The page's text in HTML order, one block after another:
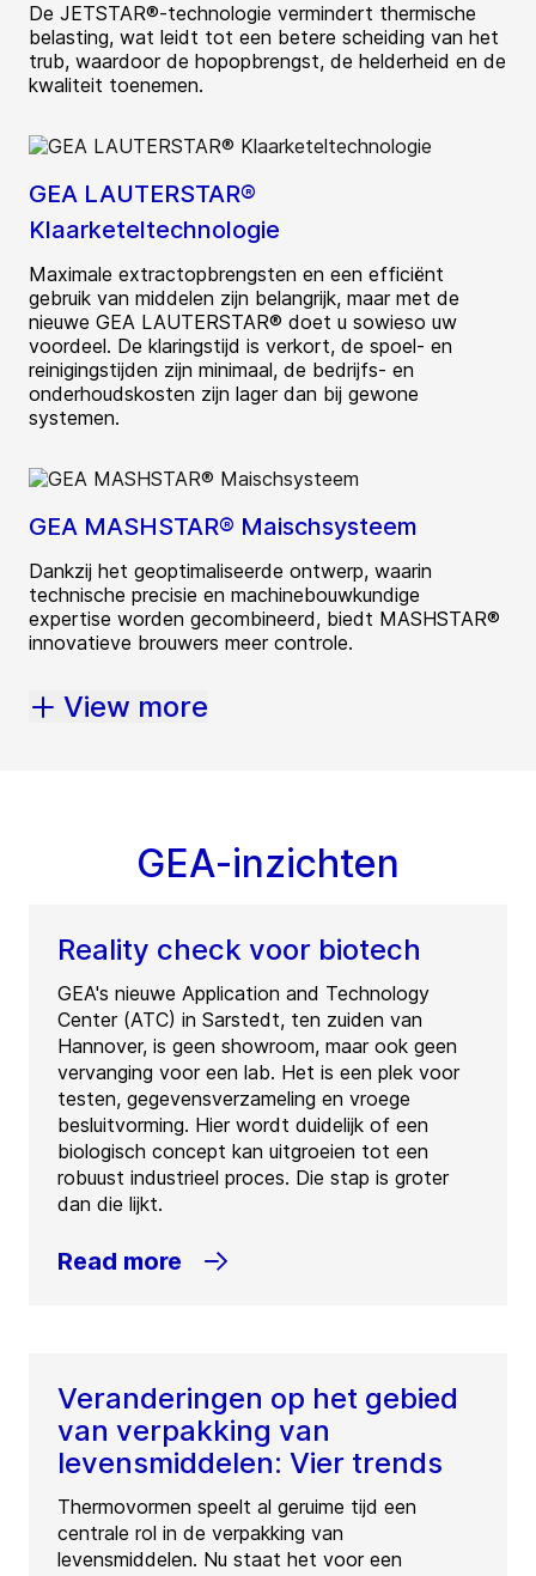
De JETSTAR®-technologie vermindert thermische
belasting, wat leidt tot een betere scheiding van het
trub, waardoor de hopopbrengst, de helderheid en de
kwaliteit toenemen.
GEA LAUTERSTAR®
Klaarketeltechnologie
Maximale extractopbrengsten en een efficiënt
gebruik van middelen zijn belangrijk, maar met de
nieuwe GEA LAUTERSTAR® doet u sowieso uw
voordeel. De klaringstijd is verkort, de spoel- en
reinigingstijden zijn minimaal, de bedrijfs- en
onderhoudskosten zijn lager dan bij gewone
systemen.
GEA MASHSTAR® Maischsysteem
Dankzij het geoptimaliseerde ontwerp, waarin
technische precisie en machinebouwkundige
expertise worden gecombineerd, biedt MASHSTAR®
innovatieve brouwers meer controle.
View more
GEA-inzichten
Reality check voor biotech
GEA's nieuwe Application and Technology
Center (ATC) in Sarstedt, ten zuiden van
Hannover, is geen showroom, maar ook geen
vervanging voor een lab. Het is een plek voor
testen, gegevensverzameling en vroege
besluitvorming. Hier wordt duidelijk of een
biologisch concept kan uitgroeien tot een
robuust industrieel proces. Die stap is groter
dan die lijkt.
Read more
Veranderingen op het gebied
van verpakking van
levensmiddelen: Vier trends
Thermovormen speelt al geruime tijd een
centrale rol in de verpakking van
levensmiddelen. Nu staat het voor een